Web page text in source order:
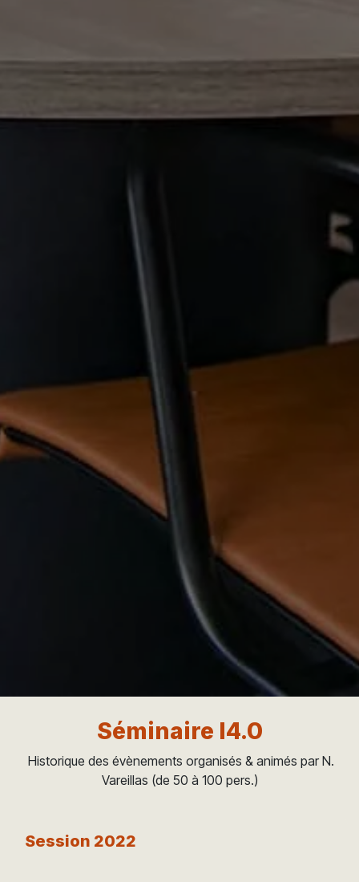
Séminaire I4.0
Historique des évènements organisés & animés par N.
Vareillas (de 50 à 100 pers.)
Session 2022